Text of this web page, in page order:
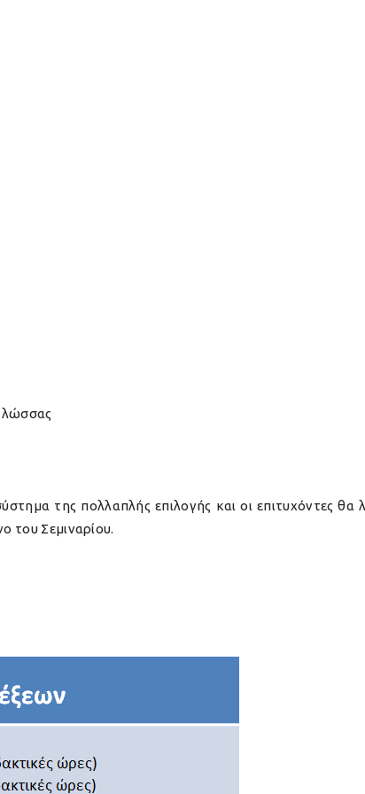
της πολλαπλής επιλογής και οι επιτυχόντες θα
του Σεμιναρίου.